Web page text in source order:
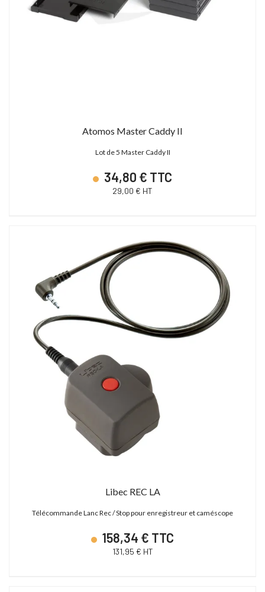
Atomos Master Caddy II
Lot de 5 Master Caddy II
34,80 € TTC
29,00 € HT
Libec REC LA
Télécommande Lanc Rec / Stop pour enregistreur et caméscope
158,34 € TTC
131,95 € HT